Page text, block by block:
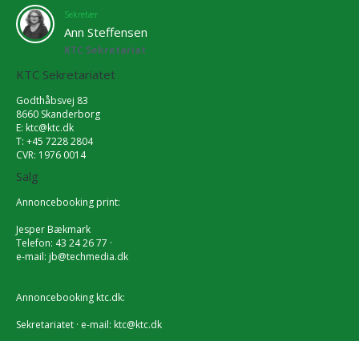
Sekretær
Ann Steffensen
KTC Sekretariat
KTC Sekretariatet
Godthåbsvej 83
8660 Skanderborg
E: ktc@ktc.dk
T: +45 7228 2804
CVR: 1976 0014
Salg
Annoncebooking print:
Jesper Bækmark
Telefon: 43 24 26 77 ·
e-mail: jb@techmedia.dk
Annoncebooking ktc.dk:
Sekretariatet · e-mail: ktc@ktc.dk